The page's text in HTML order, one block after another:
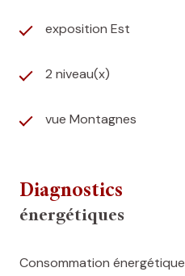
exposition Est
2 niveau(x)
vue Montagnes
Diagnostics
énergétiques
Consommation énergétique